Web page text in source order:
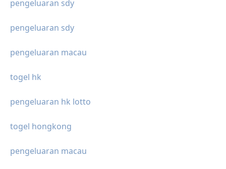
pengeluaran sdy
pengeluaran sdy
pengeluaran macau
togel hk
pengeluaran hk lotto
togel hongkong
pengeluaran macau